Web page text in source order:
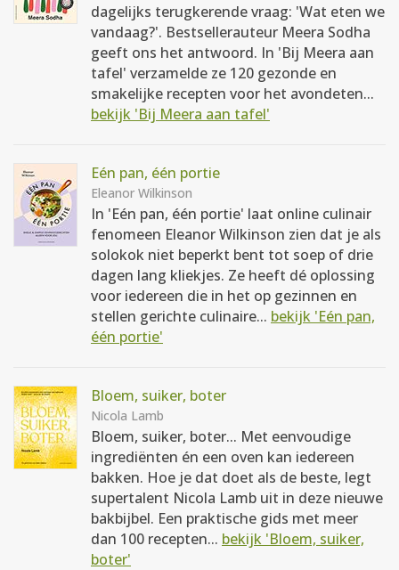
dagelijks terugkerende vraag: 'Wat eten we
vandaag?'. Bestsellerauteur Meera Sodha
geeft ons het antwoord. In 'Bij Meera aan
tafel' verzamelde ze 120 gezonde en
smakelijke recepten voor het avondeten...
bekijk 'Bij Meera aan tafel'
Eén pan, één portie
Eleanor Wilkinson
In 'Eén pan, één portie' laat online culinair
fenomeen Eleanor Wilkinson zien dat je als
solokok niet beperkt bent tot soep of drie
dagen lang kliekjes. Ze heeft dé oplossing
voor iedereen die in het op gezinnen en
stellen gerichte culinaire... bekijk 'Eén pan,
één portie'
Bloem, suiker, boter
Nicola Lamb
Bloem, suiker, boter... Met eenvoudige
ingrediënten én een oven kan iedereen
bakken. Hoe je dat doet als de beste, legt
supertalent Nicola Lamb uit in deze nieuwe
bakbijbel. Een praktische gids met meer
dan 100 recepten... bekijk 'Bloem, suiker,
boter'